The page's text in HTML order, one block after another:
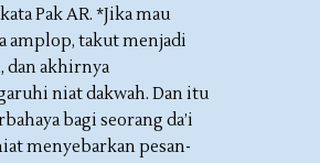
Pak AR. *Jika mau
amplop, takut menjadi
dan akhirnya
niat dakwah. Dan itu
bagi seorang da’i
menyebarkan pesan-